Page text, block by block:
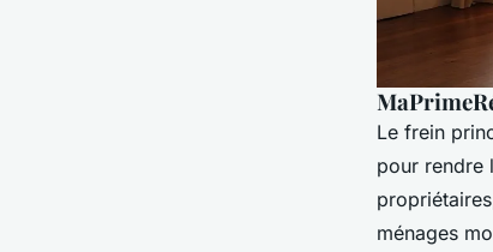
Le frein
pour rendre
ménages